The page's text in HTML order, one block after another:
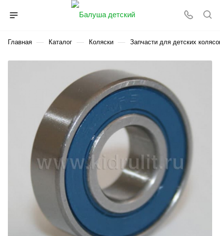
Главная — Каталог — Коляски — Запчасти для детских